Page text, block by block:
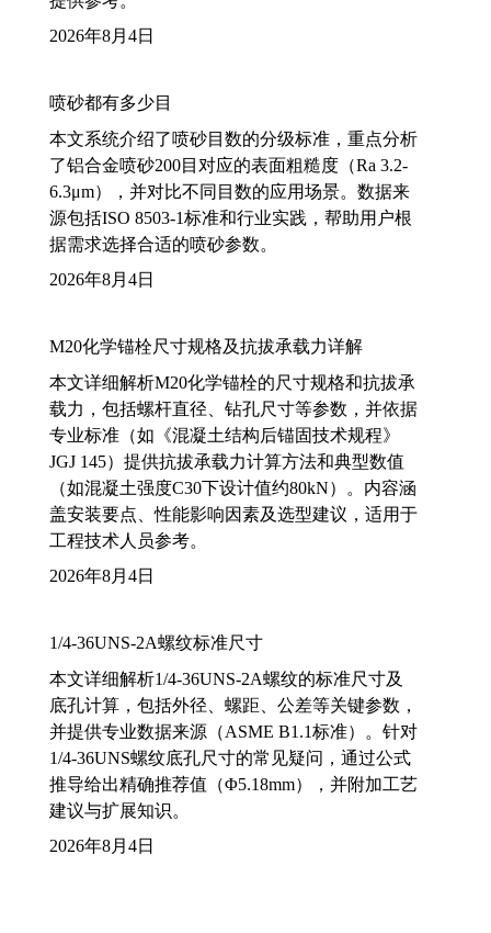
2026年8月4日
喷砂都有多少目
本文系统介绍了喷砂目数的分级标准，重点分析
了铝合金喷砂200目对应的表面粗糙度（Ra 3.2-
6.3μm），并对比不同目数的应用场景。数据来
源包括ISO 8503-1标准和行业实践，帮助用户根
据需求选择合适的喷砂参数。
2026年8月4日
M20化学锚栓尺寸规格及抗拔承载力详解
本文详细解析M20化学锚栓的尺寸规格和抗拔承
载力，包括螺杆直径、钻孔尺寸等参数，并依据
专业标准（如《混凝土结构后锚固技术规程》
JGJ 145）提供抗拔承载力计算方法和典型数值
（如混凝土强度C30下设计值约80kN）。内容涵
盖安装要点、性能影响因素及选型建议，适用于
工程技术人员参考。
2026年8月4日
1/4-36UNS-2A螺纹标准尺寸
本文详细解析1/4-36UNS-2A螺纹的标准尺寸及
底孔计算，包括外径、螺距、公差等关键参数，
并提供专业数据来源（ASME B1.1标准）。针对
1/4-36UNS螺纹底孔尺寸的常见疑问，通过公式
推导给出精确推荐值（Φ5.18mm），并附加工艺
建议与扩展知识。
2026年8月4日